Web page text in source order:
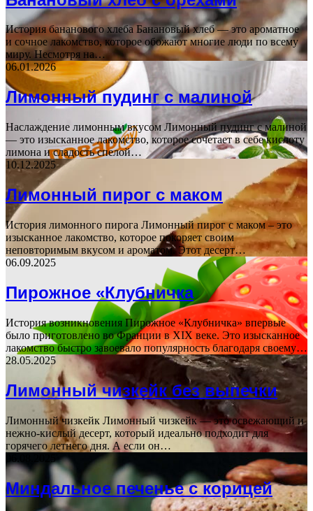
История бананового хлеба Банановый хлеб — это ароматное
и сочное лакомство, которое обожают многие люди по всему
миру. Несмотря на…
06.01.2026
Лимонный пудинг с малиной
Наслаждение лимонным вкусом Лимонный пудинг с малиной
— это изысканное лакомство, которое сочетает в себе кислоту
лимона и сладость спелой…
10.12.2025
Лимонный пирог с маком
История лимонного пирога Лимонный пирог с маком – это
изысканное лакомство, которое покоряет своим
неповторимым вкусом и ароматом. Этот десерт…
06.09.2025
Пирожное «Клубничка
История возникновения Пирожное «Клубничка» впервые
было приготовлено во Франции в XIX веке. Это изысканное
лакомство быстро завоевало популярность благодаря своему…
28.05.2025
Лимонный чизкейк без выпечки
Лимонный чизкейк Лимонный чизкейк — это освежающий и
нежно-кислый десерт, который идеально подходит для
горячего летнего дня. А если он…
Миндальное печенье с корицей